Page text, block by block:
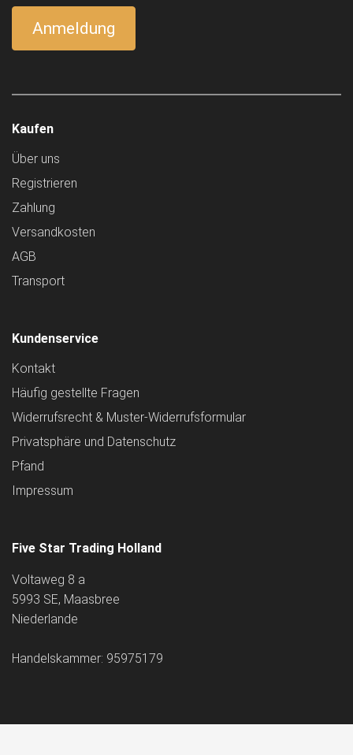
Kaufen
Über uns
Registrieren
Zahlung
Versandkosten
AGB
Transport
Kundenservice
Kontakt
Häufig gestellte Fragen
Widerrufsrecht & Muster-Widerrufsformular
Privatsphäre und Datenschutz
Pfand
Impressum
Five Star Trading Holland
Voltaweg 8 a
5993 SE, Maasbree
Niederlande
Handelskammer: 95975179